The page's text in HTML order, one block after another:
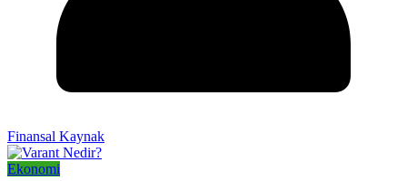
Finansal Kaynak
Ekonomi